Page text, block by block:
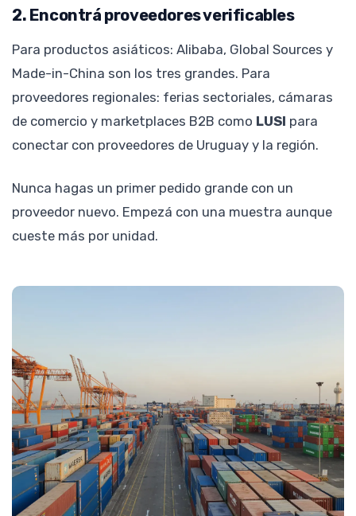
2. Encontrá proveedores verificables
Para productos asiáticos: Alibaba, Global Sources y
Made-in-China son los tres grandes. Para
proveedores regionales: ferias sectoriales, cámaras
de comercio y marketplaces B2B como LUSI para
conectar con proveedores de Uruguay y la región.
Nunca hagas un primer pedido grande con un
proveedor nuevo. Empezá con una muestra aunque
cueste más por unidad.